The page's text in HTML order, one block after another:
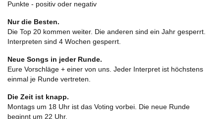
Punkte - positiv oder negativ
Nur die Besten.
Die Top 20 kommen weiter. Die anderen sind ein Jahr gesperrt.
Interpreten sind 4 Wochen gesperrt.
Neue Songs in jeder Runde.
Eure Vorschläge + einer von uns. Jeder Interpret ist höchstens
einmal je Runde vertreten.
Die Zeit ist knapp.
Montags um 18 Uhr ist das Voting vorbei. Die neue Runde
beginnt um 22 Uhr.